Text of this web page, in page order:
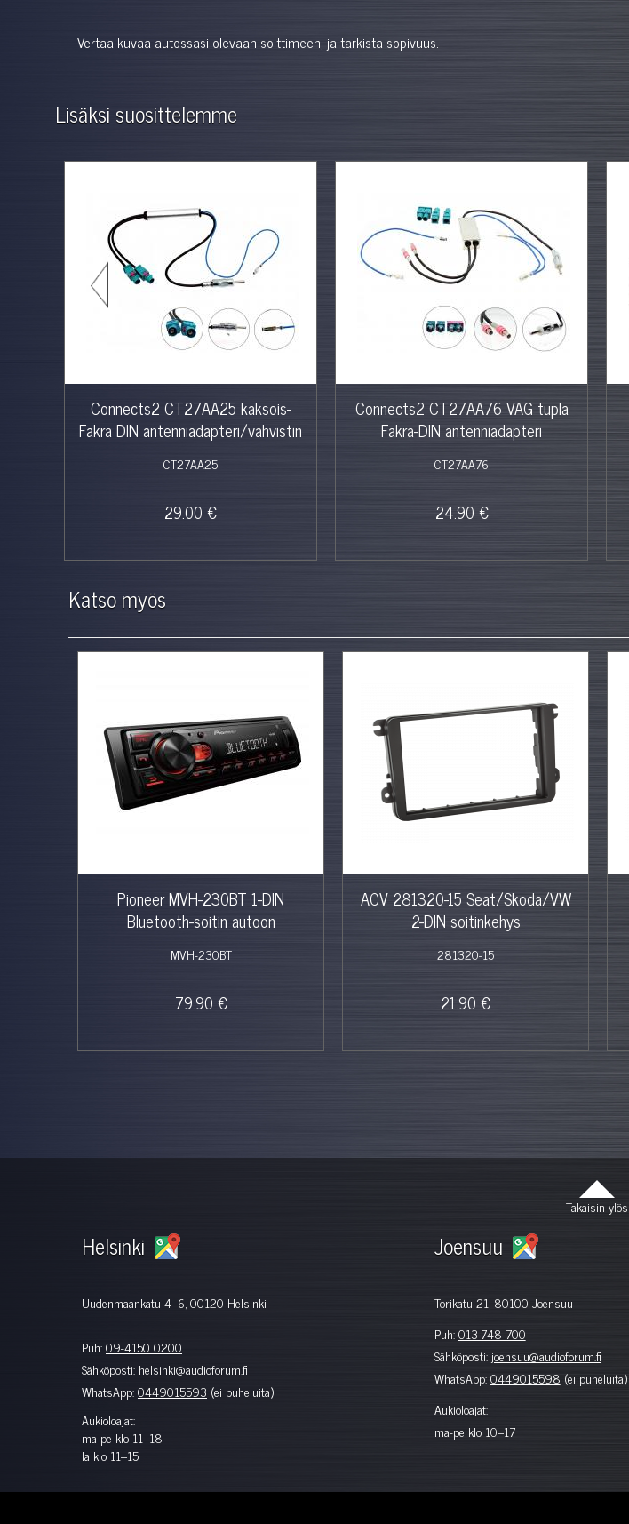
Vertaa kuvaa autossasi olevaan soittimeen, ja tarkista sopivuus.
Lisäksi suosittelemme
Connects2 CT27AA25 kaksois-
Fakra DIN antenniadapteri/vahvistin
CT27AA25
29.00 €
Connects2 CT27AA76 VAG tupla
Fakra-DIN antenniadapteri
CT27AA76
24.90 €
Katso myös
Pioneer MVH-230BT 1-DIN
Bluetooth-soitin autoon
MVH-230BT
79.90 €
ACV 281320-15 Seat/Skoda/VW
2-DIN soitinkehys
281320-15
21.90 €
Takaisin ylös
Helsinki
Uudenmaankatu 4–6, 00120 Helsinki
Puh:09-4150 0200
Sähköposti: helsinki@audioforum.fi
WhatsApp:0449015593 (ei puheluita)
Aukioloajat:
ma-pe klo 11–18
la klo 11–15
Joensuu
Torikatu 21, 80100 Joensuu
Puh:013-748 700
Sähköposti: joensuu@audioforum.fi
WhatsApp:0449015598 (ei puheluita)
Aukioloajat:
ma-pe klo 10–17